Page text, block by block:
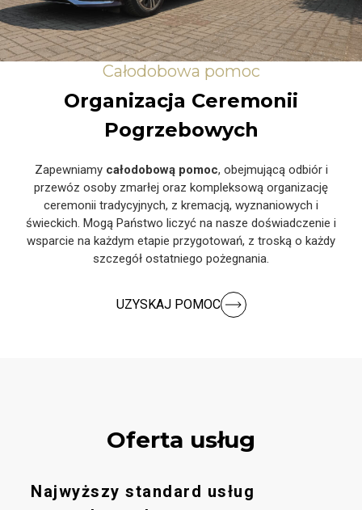
Całodobowa pomoc
Organizacja Ceremonii
Pogrzebowych
Zapewniamy całodobową pomoc, obejmującą odbiór i
przewóz osoby zmarłej oraz kompleksową organizację
ceremonii tradycyjnych, z kremacją, wyznaniowych i
świeckich. Mogą Państwo liczyć na nasze doświadczenie i
wsparcie na każdym etapie przygotowań, z troską o każdy
szczegół ostatniego pożegnania.
UZYSKAJ POMOC
Oferta usług
Najwyższy standard usług